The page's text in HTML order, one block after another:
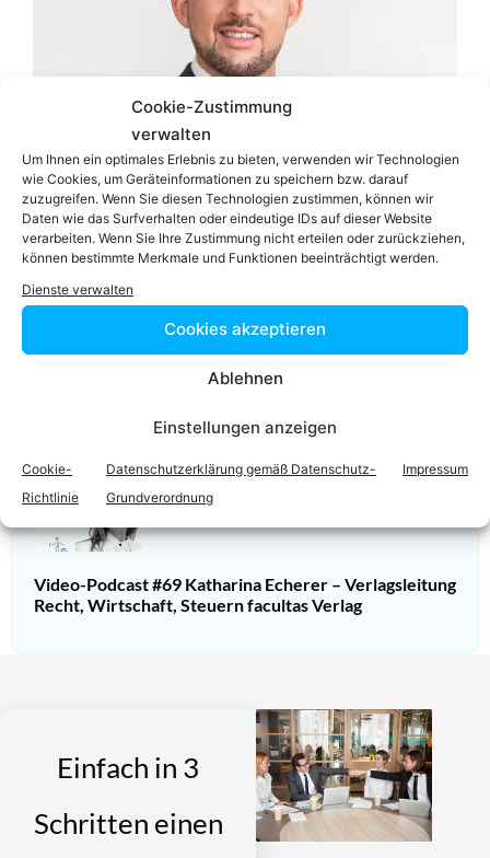
Cookie-Zustimmung
verwalten
Um Ihnen ein optimales Erlebnis zu bieten, verwenden wir Technologien
wie Cookies, um Geräteinformationen zu speichern bzw. darauf
zuzugreifen. Wenn Sie diesen Technologien zustimmen, können wir
Daten wie das Surfverhalten oder eindeutige IDs auf dieser Website
verarbeiten. Wenn Sie Ihre Zustimmung nicht erteilen oder zurückziehen,
können bestimmte Merkmale und Funktionen beeinträchtigt werden.
Dienste verwalten
Cookies akzeptieren
Ablehnen
Einstellungen anzeigen
Cookie-
Richtlinie
Datenschutzerklärung gemäß Datenschutz-
Grundverordnung
Impressum
Zum Profil
Podcast
Video-Podcast #69 Katharina Echerer – Verlagsleitung
Recht, Wirtschaft, Steuern facultas Verlag
Einfach in 3
Schritten einen